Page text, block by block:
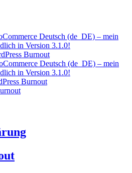
Deutsch (de_DE) – mein
in Version 3.1.0!
Burnout
Deutsch (de_DE) – mein
in Version 3.1.0!
Burnout